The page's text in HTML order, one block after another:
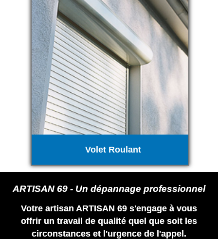
Volet Roulant
ARTISAN 69 - Un dépannage professionnel
Votre artisan ARTISAN 69 s'engage à vous
offrir un travail de qualité quel que soit les
circonstances et l'urgence de l'appel.